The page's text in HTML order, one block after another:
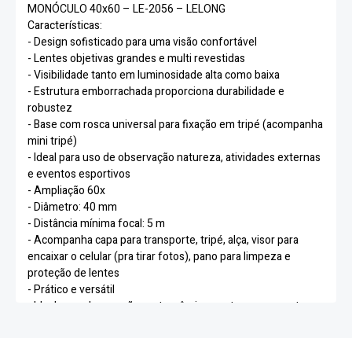
MONÓCULO 40x60 – LE-2056 – LELONG
Características:
- Design sofisticado para uma visão confortável
- Lentes objetivas grandes e multi revestidas
- Visibilidade tanto em luminosidade alta como baixa
- Estrutura emborrachada proporciona durabilidade e
robustez
- Base com rosca universal para fixação em tripé (acompanha
mini tripé)
- Ideal para uso de observação natureza, atividades externas
e eventos esportivos
- Ampliação 60x
- Diâmetro: 40 mm
- Distância mínima focal: 5 m
- Acompanha capa para transporte, tripé, alça, visor para
encaixar o celular (pra tirar fotos), pano para limpeza e
proteção de lentes
- Prático e versátil
- Ideal para observações astronômicas, natureza, esportes,